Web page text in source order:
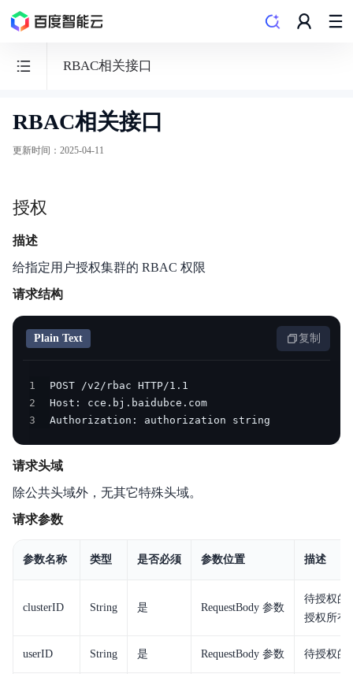
RBAC相关接口
容
器
CCE
功能发布记录
产品公告
产品定价
操作指南
SDK
常见问题
RBAC相关接口
更新时间 ： 2025-04-11
授权
描述
给指定用户授权集群的 RBAC 权限
请求结构
Plain Text 复制
1
2
3
Authorization: authorization string
请求头域
除公共头域外，无其它特殊头域。
请求参数
参数名称 类型 是否必须 参数位置 描述
clusterID String 是 RequestBody 参数
待授权的
授权所有
userID String 是 RequestBody 参数 待授权的